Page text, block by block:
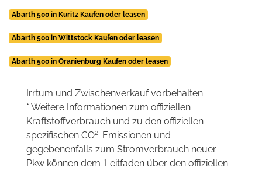
Abarth 500 in Küritz Kaufen oder leasen
Abarth 500 in Wittstock Kaufen oder leasen
Abarth 500 in Oranienburg Kaufen oder leasen
Irrtum und Zwischenverkauf vorbehalten.
* Weitere Informationen zum offiziellen
Kraftstoffverbrauch und zu den offiziellen
spezifischen CO2-Emissionen und
gegebenenfalls zum Stromverbrauch neuer
Pkw können dem 'Leitfaden über den offiziellen